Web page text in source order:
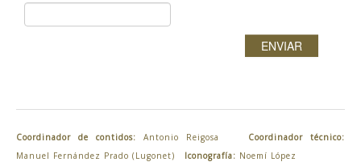
ENVIAR
Coordinador de contidos: Antonio Reigosa Coordinador técnico:
Manuel Fernández Prado (Lugonet) Iconografía: Noemí López